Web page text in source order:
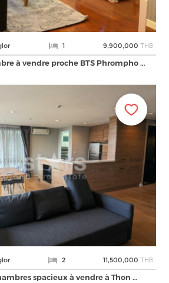
1 9,900,000 THB
à vendre proche BTS Phrompho …
2 11,500,000 THB
spacieux à vendre à Thon …